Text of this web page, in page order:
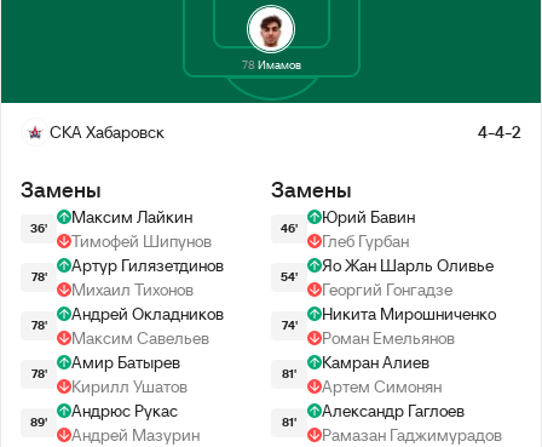
78Имамов
СКА Хабаровск 4-4-2
Замены
36'
Максим Лайкин
Тимофей Шипунов
78'
Артур Гилязетдинов
Михаил Тихонов
78'
Андрей Окладников
Максим Савельев
78'
Амир Батырев
Кирилл Ушатов
89'
Андрюс Рукас
Андрей Мазурин
Замены
46'
Юрий Бавин
Глеб Гурбан
54'
Яо Жан Шарль Оливье
Георгий Гонгадзе
74'
Никита Мирошниченко
Роман Емельянов
81'
Камран Алиев
Артем Симонян
81'
Александр Гаглоев
Рамазан Гаджимурадов